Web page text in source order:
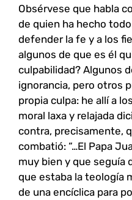
Obsérvese que habla
de quien ha hecho
defender la fe y a los
algunos de que es él
culpabilidad? Algunos
ignorancia, pero otros
propia culpa: he allí a
moral laxa y relajada
contra, precisamente,
combatió: “…El Papa
muy bien y que seguía
que estaba la teología
de una encíclica para